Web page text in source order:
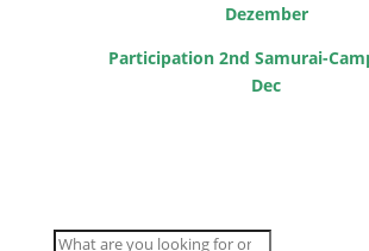
Dezember
Participation 2nd Samurai-
Dec